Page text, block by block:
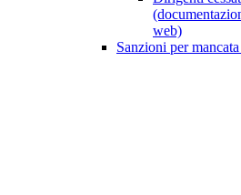
web)
Sanzioni per